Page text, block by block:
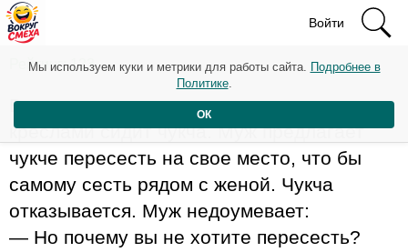
Войти
Рейтинг: 123
В самолете летят муж и жена, между их
креслами сидит чукча. Муж предлагает
чукче пересесть на свое место, что бы
самому сесть рядом с женой. Чукча
отказывается. Муж недоумевает:
— Но почему вы не хотите пересесть?
Мы используем куки и метрики для работы сайта. Подробнее в
Политике.
ОК